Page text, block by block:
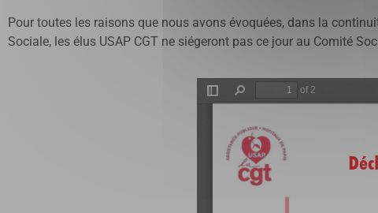
Pour toutes les raisons que nous avons évoquées, dans la
Sociale, les élus USAP CGT ne siégeront pas ce jour au Comité